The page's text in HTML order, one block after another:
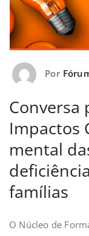
Por
Conversa
Impactos
mental
famílias
O Núcleo de